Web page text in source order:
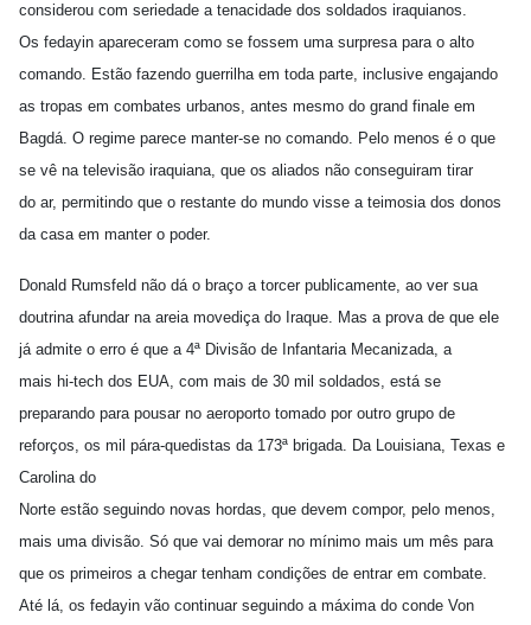
considerou com seriedade a tenacidade dos soldados iraquianos.
Os fedayin apareceram como se fossem uma surpresa para o alto
comando. Estão fazendo guerrilha em toda parte, inclusive engajando
as tropas em combates urbanos, antes mesmo do grand finale em
Bagdá. O regime parece manter-se no comando. Pelo menos é o que
se vê na televisão iraquiana, que os aliados não conseguiram tirar
do ar, permitindo que o restante do mundo visse a teimosia dos donos
da casa em manter o poder.
Donald Rumsfeld não dá o braço a torcer publicamente, ao ver sua
doutrina afundar na areia movediça do Iraque. Mas a prova de que ele
já admite o erro é que a 4ª Divisão de Infantaria Mecanizada, a
mais hi-tech dos EUA, com mais de 30 mil soldados, está se
preparando para pousar no aeroporto tomado por outro grupo de
reforços, os mil pára-quedistas da 173ª brigada. Da Louisiana, Texas e
Carolina do
Norte estão seguindo novas hordas, que devem compor, pelo menos,
mais uma divisão. Só que vai demorar no mínimo mais um mês para
que os primeiros a chegar tenham condições de entrar em combate.
Até lá, os fedayin vão continuar seguindo a máxima do conde Von